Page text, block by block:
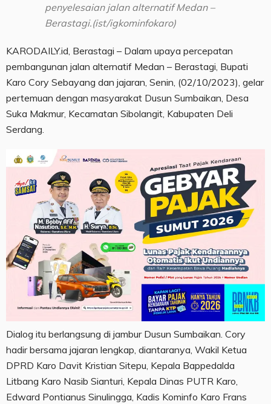
penyelesaian jalan alternatif Medan –
Berastagi.(ist/igkominfokaro)
KARODAILY.id, Berastagi – Dalam upaya percepatan
pembangunan jalan alternatif Medan – Berastagi, Bupati
Karo Cory Sebayang dan jajaran, Senin, (02/10/2023), gelar
pertemuan dengan masyarakat Dusun Sumbaikan, Desa
Suka Makmur, Kecamatan Sibolangit, Kabupaten Deli
Serdang.
Dialog itu berlangsung di jambur Dusun Sumbaikan. Cory
hadir bersama jajaran lengkap, diantaranya, Wakil Ketua
DPRD Karo Davit Kristian Sitepu, Kepala Bappedalda
Litbang Karo Nasib Sianturi, Kepala Dinas PUTR Karo,
Edward Pontianus Sinulingga, Kadis Kominfo Karo Frans